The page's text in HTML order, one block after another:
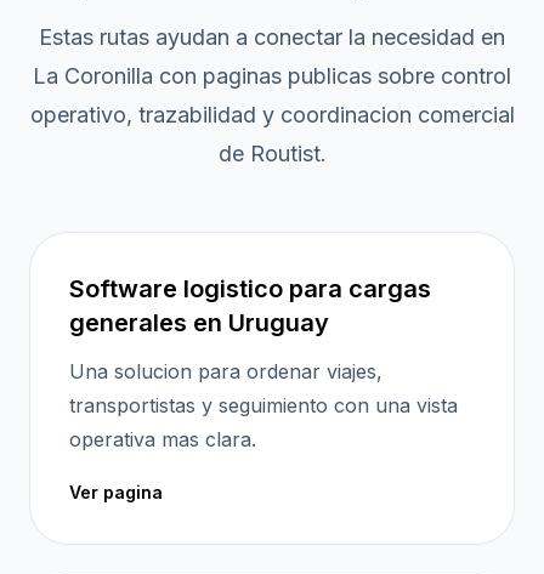
Estas rutas ayudan a conectar la necesidad en
La Coronilla con paginas publicas sobre control
operativo, trazabilidad y coordinacion comercial
de Routist.
Software logistico para cargas
generales en Uruguay
Una solucion para ordenar viajes,
transportistas y seguimiento con una vista
operativa mas clara.
Ver pagina